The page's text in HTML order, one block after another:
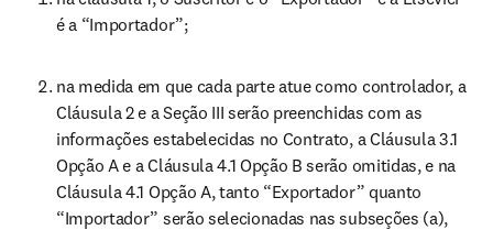
é a “Importador”;
na medida em que cada parte atue como controlador, a
Cláusula 2 e a Seção III serão preenchidas com as
informações estabelecidas no Contrato, a Cláusula 3.1
Opção A e a Cláusula 4.1 Opção B serão omitidas, e na
Cláusula 4.1 Opção A, tanto “Exportador” quanto
“Importador” serão selecionadas nas subseções (a),